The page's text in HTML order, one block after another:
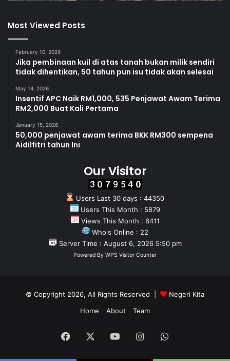
Most Viewed Posts
February 10, 2026
Jika pembinaan kuil di atas tanah bukan milik sendiri
tidak dihentikan, 50 tahun pun isu tidak akan selesai
May 14, 2026
Insentif APC Naik RM1,000, 535 Penjawat Awam Terima
RM2,000 Buat Kali Pertama
January 15, 2026
50,000 penjawat awam terima BKK RM300 sempena
Aidilfitri tahun Ini
Our Visitor
Users Last 30 days : 44350
Users This Month : 5879
Views This Month : 8411
Who's Online : 22
Server Time : August 6, 2026 5:50 pm
Powered By WPS Visitor Counter
© Copyright 2026, All Rights Reserved |
Negeri Kita
Home
About Team
Facebook YouTubeInstagramWhatsApp